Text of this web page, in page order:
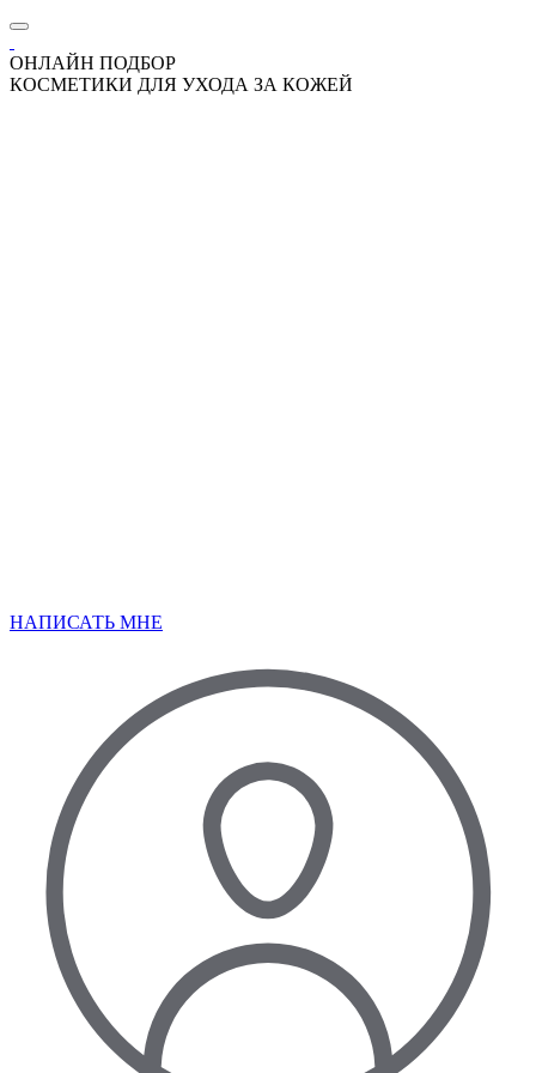
ОНЛАЙН ПОДБОР
КОСМЕТИКИ ДЛЯ УХОДА ЗА КОЖЕЙ
НАПИСАТЬ МНЕ